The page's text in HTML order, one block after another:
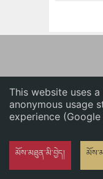
This website uses
anonymous usage
experience
མོས་མཐུན་མི་བྱེད།